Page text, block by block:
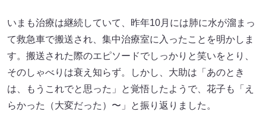
いまも治療は継続していて、昨年10月には肺に水が溜まっ
て救急車で搬送され、集中治療室に入ったことを明かしま
す。搬送された際のエピソードでしっかりと笑いをとり、
そのしゃべりは衰え知らず。しかし、大助は「あのとき
は、もうこれでと思った」と覚悟したようで、花子も「え
らかった（大変だった）〜」と振り返りました。